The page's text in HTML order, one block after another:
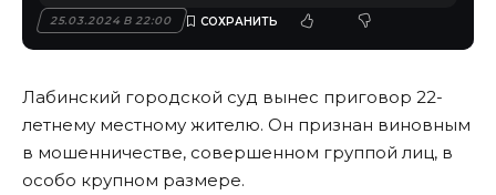
25.03.2024 В 22:00
Лабинский городской суд вынес приговор 22-
летнему местному жителю. Он признан виновным
в мошенничестве, совершенном группой лиц, в
особо крупном размере.